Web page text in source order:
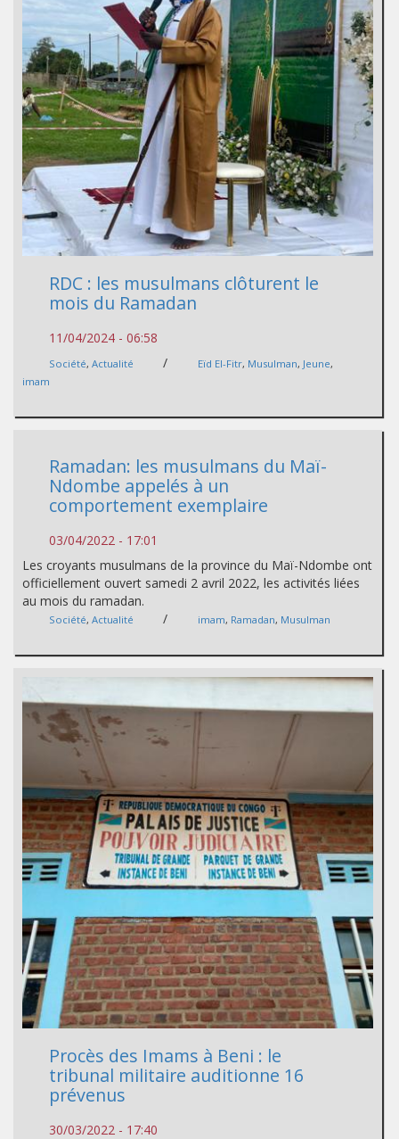
RDC : les musulmans clôturent le
mois du Ramadan
11/04/2024 - 06:58
Société, Actualité / Eïd El-Fitr, Musulman, Jeune,
imam
Ramadan: les musulmans du Maï-
Ndombe appelés à un
comportement exemplaire
03/04/2022 - 17:01
Les croyants musulmans de la province du Maï-Ndombe ont
officiellement ouvert samedi 2 avril 2022, les activités liées
au mois du ramadan.
Société, Actualité / imam, Ramadan, Musulman
Procès des Imams à Beni : le
tribunal militaire auditionne 16
prévenus
30/03/2022 - 17:40